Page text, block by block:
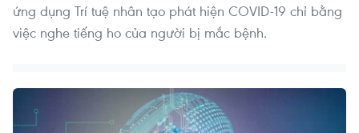
ứng dụng Trí tuệ nhân tạo phát hiện COVID-19 chỉ bằng
việc nghe tiếng ho của người bị mắc bệnh.